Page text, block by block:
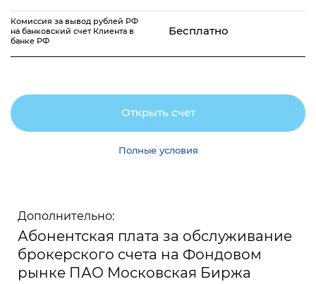
Комиссия за вывод рублей РФ
на банковский счет Клиента в
банке РФ
Бесплатно
Открыть счет
Полные условия
Дополнительно:
Абонентская плата за обслуживание
брокерского счета на Фондовом
рынке ПАО Московская Биржа